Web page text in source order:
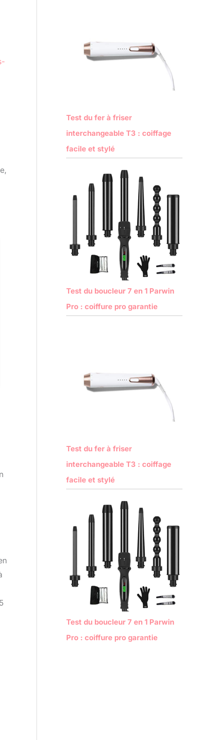
Test du fer à friser
interchangeable T3 : coiffage
facile et stylé
Test du boucleur 7 en 1 Parwin
Pro : coiffure pro garantie
Test du fer à friser
interchangeable T3 : coiffage
facile et stylé
Test du boucleur 7 en 1 Parwin
Pro : coiffure pro garantie